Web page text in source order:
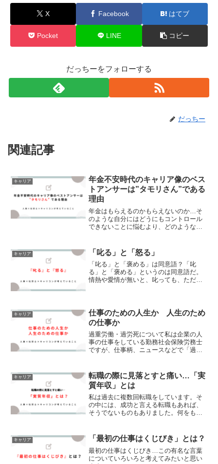
X Facebook はてブ
Pocket LINE コピー
だっちーをフォローする
だっちー
関連記事
キャリア
年金不安時代のキャリア像のベス
トアンサーは”タモリさん”である
理由
年金はもらえるのかもらえないのか…そ
のような自分にはどうにもコントロール
できないことに悩むより、どのような心
キャリア 「叱る」と「怒る」
「叱る」と「褒める」は同意語？「叱
る」と「褒める」というのは同意語だ。
情熱や愛情が無いと、叱っても、ただ怒
るとき、または、自分が...
キャリア
仕事のための人生か 人生のため
の仕事か
過重労働・過労死について私は企業の人
事の仕事をしている勤務社会保険労務士
ですが、仕事柄、ニュースなどで「過重
労働や・過労死、というテーマで、絶対
に忘れてはいけないのが、...
キャリア
転職の際に見落とすと痛い…「実
質年収」とは
私は過去に複数回転職をしています。そ
の中には、成功と言える転職もあれば、
そうでないものもありました。何をもっ
すが、その一つに挙げられるものとし
て、「年収」があります。今...
キャリア 「最初の仕事はくじびき」とは？
最初の仕事はくじびき…この有名な言葉
についていろいろと考えてみたいと思い